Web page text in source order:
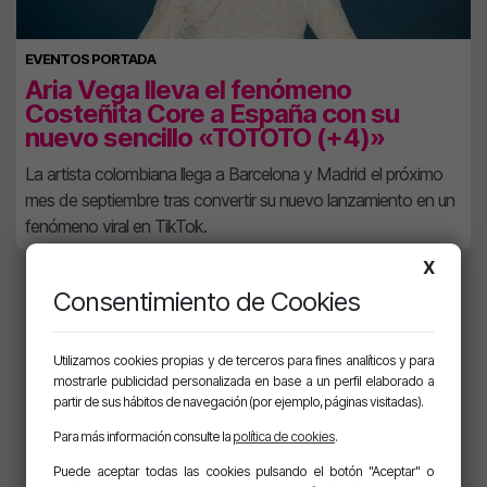
EVENTOS PORTADA
Aria Vega lleva el fenómeno
Costeñita Core a España con su
nuevo sencillo «TOTOTO (+4)»
La artista colombiana llega a Barcelona y Madrid el próximo
mes de septiembre tras convertir su nuevo lanzamiento en un
fenómeno viral en TikTok.
X
Consentimiento de Cookies
Utilizamos cookies propias y de terceros para fines analíticos y para
mostrarle publicidad personalizada en base a un perfil elaborado a
partir de sus hábitos de navegación (por ejemplo, páginas visitadas).
Para más información consulte la política de cookies.
Puede aceptar todas las cookies pulsando el botón "Aceptar" o